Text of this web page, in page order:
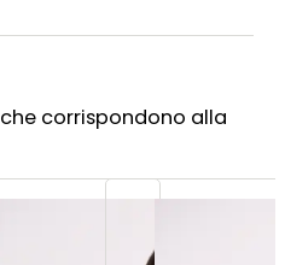
che corrispondono alla